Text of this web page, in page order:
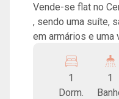
Vende-se flat no Centro
, sendo uma suíte,
em armários e uma vaga
condomínio água,
comum, portaria, tv
1
Dorm.
1